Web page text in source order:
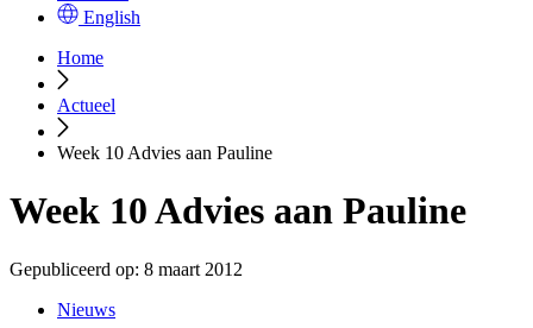
English
Home
Actueel
Week 10 Advies aan Pauline
Week 10 Advies aan Pauline
Gepubliceerd op: 8 maart 2012
Nieuws